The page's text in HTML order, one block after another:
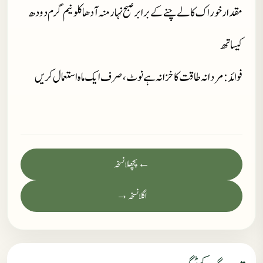
مقدار خوراک کالے چنے کے برابر صبح نہار منہ آدھا کلو نیم گرم دودھ
کیساتھ
فوائد: مردانہ طا قت کا خزانہ ہے نوٹ،صرف ایک ماہ استعمال کریں
← پچھلا نسخہ
اگلا نسخہ →